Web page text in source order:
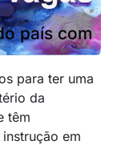
país com
para ter uma
da
têm
em